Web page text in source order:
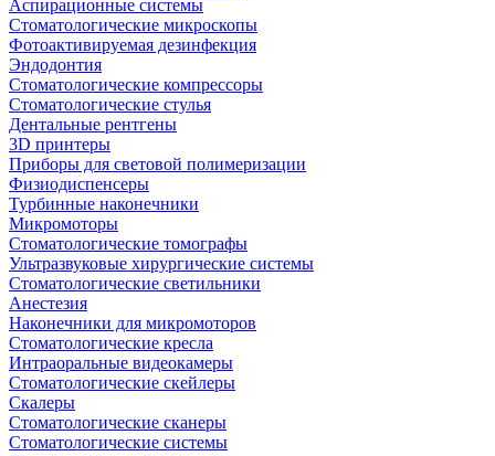
Аспирационные системы
Стоматологические микроскопы
Фотоактивируемая дезинфекция
Эндодонтия
Стоматологические компрессоры
Стоматологические стулья
Дентальные рентгены
3D принтеры
Приборы для световой полимеризации
Физиодиспенсеры
Турбинные наконечники
Микромоторы
Стоматологические томографы
Ультразвуковые хирургические системы
Стоматологические светильники
Анестезия
Наконечники для микромоторов
Стоматологические кресла
Интраоральные видеокамеры
Стоматологические скейлеры
Скалеры
Стоматологические сканеры
Стоматологические системы